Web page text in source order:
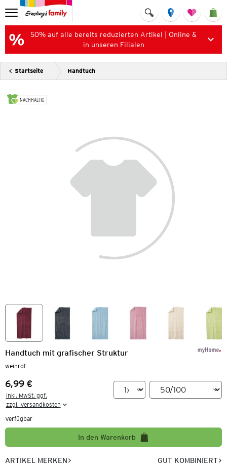
50% auf alle bereits reduzierten Artikel | Online &
in unseren Filialen
Startseite Handtuch
NACHHALTIG
Handtuch mit grafischer Struktur
weinrot
Preis:
6,99 €
inkl. MwSt. ggf.
zzgl. Versandkosten
Verfügbar
In den Warenkorb
ARTIKEL MERKEN GUT KOMBINIERT